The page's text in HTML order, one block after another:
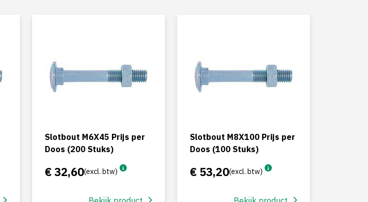
Slotbout M6X45 Prijs per
Doos (200 Stuks)
€ 32,60(excl. btw)
Slotbout M8X100 Prijs per
Doos (100 Stuks)
€ 53,20(excl. btw)